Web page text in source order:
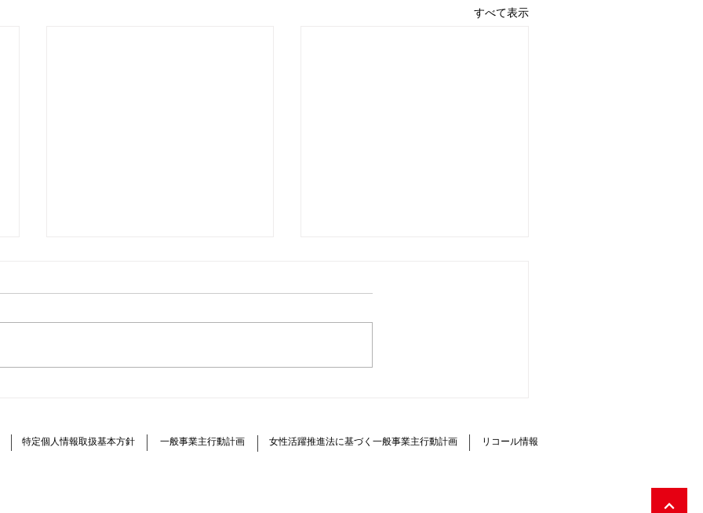
すべて表示
特定個人情報取扱基本方針 一般事業主行動計画 女性活躍推進法に基づく一般事業主行動計画 リコール情報